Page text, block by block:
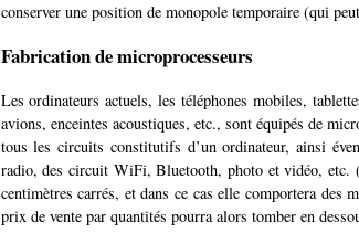
conserver une position de monopole temporaire (qui
Fabrication de microprocesseurs
Les ordinateurs actuels, les téléphones mobiles,
avions, enceintes acoustiques, etc., sont équipés de
tous les circuits constitutifs d’un ordinateur, ainsi
radio, des circuit WiFi, Bluetooth, photo et vidéo, etc.
centimètres carrés, et dans ce cas elle comportera
prix de vente par quantités pourra alors tomber en